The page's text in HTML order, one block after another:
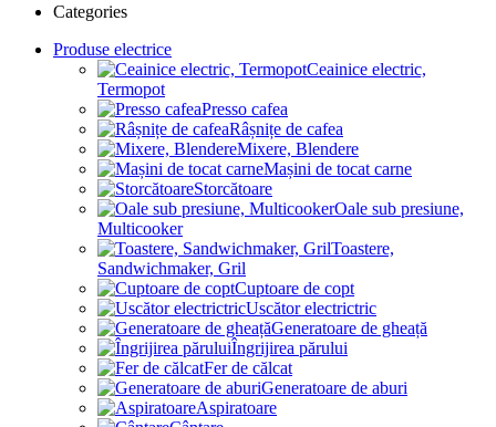
Categories
Produse electrice
Ceainice electric,
Termopot
Presso cafea
Râșnițe de cafea
Mixere, Blendere
Mașini de tocat carne
Storcătoare
Oale sub presiune,
Multicooker
Toastere,
Sandwichmaker, Gril
Cuptoare de copt
Uscător electrictric
Generatoare de gheață
Îngrijirea părului
Fer de călcat
Generatoare de aburi
Aspiratoare